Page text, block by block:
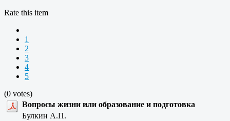
Rate this item
1
2
3
4
5
(0 votes)
Вопросы жизни или образование и подготовка
Булкин А.П.